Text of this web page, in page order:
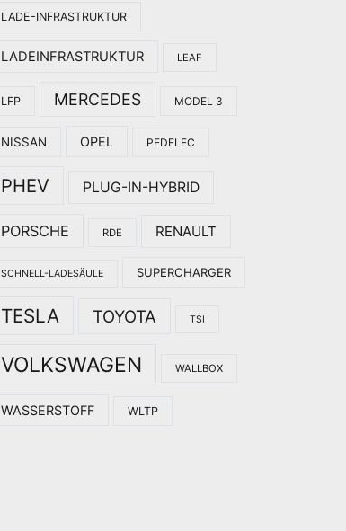
LADE-INFRASTRUKTUR
LADEINFRASTRUKTUR LEAF
LFP MERCEDES MODEL 3
NISSAN OPEL PEDELEC
PHEV PLUG-IN-HYBRID
PORSCHE RDE RENAULT
SCHNELL-LADESÄULE SUPERCHARGER
TESLA TOYOTA TSI
VOLKSWAGEN WALLBOX
WASSERSTOFF WLTP